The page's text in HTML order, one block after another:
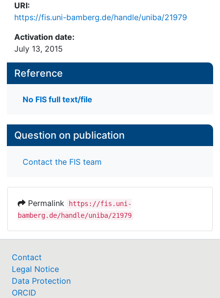
URI:
https://fis.uni-bamberg.de/handle/uniba/21979
Activation date:
July 13, 2015
Reference
No FIS full text/file
Question on publication
Contact the FIS team
Permalink
https://fis.uni-
bamberg.de/handle/uniba/21979
Contact
Legal Notice
Data Protection
ORCID